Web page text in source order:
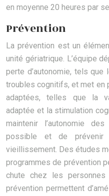
en moyenne 20 heures par
Prévention
La prévention est un
unité gériatrique. L’équipe
perte d’autonomie, tels
troubles cognitifs, et met en
adaptées, telles que la
adaptée et la stimulation
maintenir l’autonomie
possible et de prévenir
vieillissement. Des études
programmes de prévention
chute chez les
prévention permettent